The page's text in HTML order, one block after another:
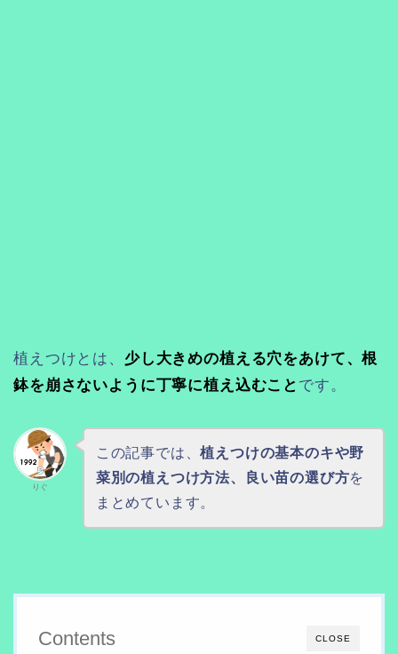
植えつけとは、 少し大きめの植える穴をあけて、根
鉢を崩さないように丁寧に植え込むこと です。
りぐ
この記事では、植えつけの基本のキや野
菜別の植えつけ方法、良い苗の選び方を
まとめています。
CLOSE
Contents